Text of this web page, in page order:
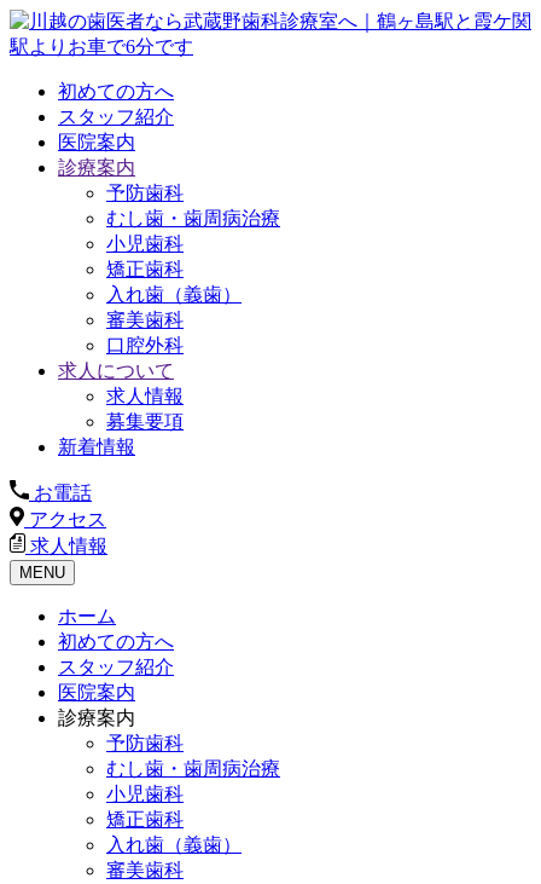
初めての方へ
スタッフ紹介
医院案内
診療案内
予防歯科
むし歯・歯周病治療
小児歯科
矯正歯科
入れ歯（義歯）
審美歯科
口腔外科
求人について
求人情報
募集要項
新着情報
お電話
アクセス
求人情報
MENU
ホーム
初めての方へ
スタッフ紹介
医院案内
診療案内
予防歯科
むし歯・歯周病治療
小児歯科
矯正歯科
入れ歯（義歯）
審美歯科